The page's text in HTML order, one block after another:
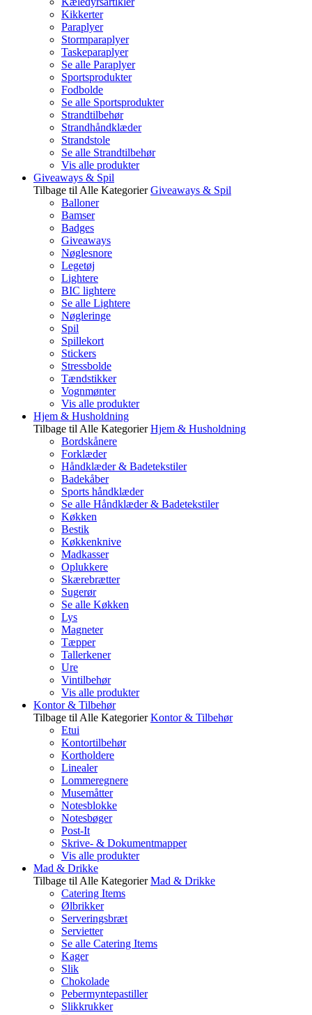
Kikkerter
Paraplyer
Stormparaplyer
Taskeparaplyer
Se alle Paraplyer
Sportsprodukter
Fodbolde
Se alle Sportsprodukter
Strandtilbehør
Strandhåndklæder
Strandstole
Se alle Strandtilbehør
Vis alle produkter
Giveaways & Spil
Tilbage til Alle Kategorier Giveaways & Spil
Balloner
Bamser
Badges
Giveaways
Nøglesnore
Legetøj
Lightere
BIC lightere
Se alle Lightere
Nøgleringe
Spil
Spillekort
Stickers
Stressbolde
Tændstikker
Vognmønter
Vis alle produkter
Hjem & Husholdning
Tilbage til Alle Kategorier Hjem & Husholdning
Bordskånere
Forklæder
Håndklæder & Badetekstiler
Badekåber
Sports håndklæder
Se alle Håndklæder & Badetekstiler
Køkken
Bestik
Køkkenknive
Madkasser
Oplukkere
Skærebrætter
Sugerør
Se alle Køkken
Lys
Magneter
Tæpper
Tallerkener
Ure
Vintilbehør
Vis alle produkter
Kontor & Tilbehør
Tilbage til Alle Kategorier Kontor & Tilbehør
Etui
Kontortilbehør
Kortholdere
Linealer
Lommeregnere
Musemåtter
Notesblokke
Notesbøger
Post-It
Skrive- & Dokumentmapper
Vis alle produkter
Mad & Drikke
Tilbage til Alle Kategorier Mad & Drikke
Catering Items
Ølbrikker
Serveringsbræt
Servietter
Se alle Catering Items
Kager
Slik
Chokolade
Pebermyntepastiller
Slikkrukker